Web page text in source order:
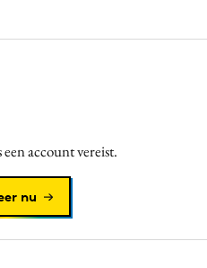
account vereist.
nu